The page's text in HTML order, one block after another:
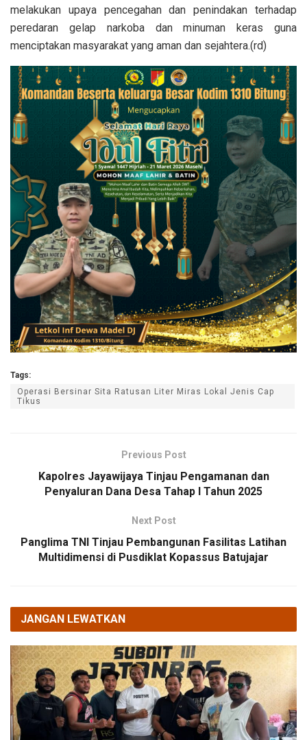
melakukan upaya pencegahan dan penindakan terhadap
peredaran gelap narkoba dan minuman keras guna
menciptakan masyarakat yang aman dan sejahtera.(rd)
Tags:
Operasi Bersinar Sita Ratusan Liter Miras Lokal Jenis Cap
Tikus
Previous Post
Kapolres Jayawijaya Tinjau Pengamanan dan
Penyaluran Dana Desa Tahap I Tahun 2025
Next Post
Panglima TNI Tinjau Pembangunan Fasilitas Latihan
Multidimensi di Pusdiklat Kopassus Batujajar
JANGAN LEWATKAN